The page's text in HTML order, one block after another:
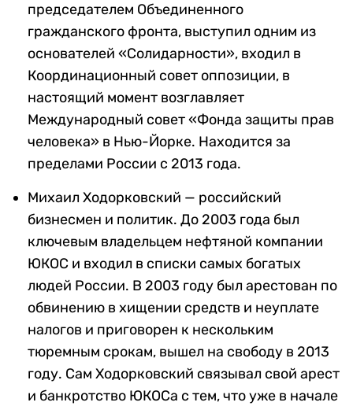
председателем Объединенного
гражданского фронта, выступил одним из
основателей «Солидарности», входил в
Координационный совет оппозиции, в
настоящий момент возглавляет
Международный совет «Фонда защиты прав
человека» в Нью-Йорке. Находится за
пределами России с 2013 года.
Михаил Ходорковский — российский
бизнесмен и политик. До 2003 года был
ключевым владельцем нефтяной компании
ЮКОС и входил в списки самых богатых
людей России. В 2003 году был арестован по
обвинению в хищении средств и неуплате
налогов и приговорен к нескольким
тюремным срокам, вышел на свободу в 2013
году. Сам Ходорковский связывал свой арест
и банкротство ЮКОСа с тем, что уже в начале